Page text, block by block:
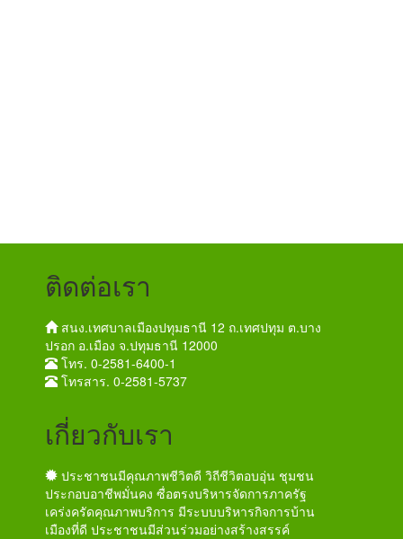
ติดต่อเรา
สนง.เทศบาลเมืองปทุมธานี 12 ถ.เทศปทุม ต.บาง
ปรอก อ.เมือง จ.ปทุมธานี 12000
โทร. 0-2581-6400-1
โทรสาร. 0-2581-5737
เกี่ยวกับเรา
ประชาชนมีคุณภาพชีวิตดี วิถีชีวิตอบอุ่น ชุมชน
ประกอบอาชีพมั่นคง ซื่อตรงบริหารจัดการภาครัฐ
เคร่งครัดคุณภาพบริการ มีระบบบริหารกิจการบ้าน
เมืองที่ดี ประชาชนมีส่วนร่วมอย่างสร้างสรรค์